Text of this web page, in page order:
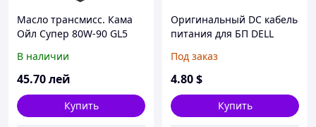
Масло трансмисс. Кама
Ойл Супер 80W-90 GL5
В наличии
45.70лей
Купить
Оригинальный DC кабель
питания для БП DELL
внутри, 3 провода
(2x1мм+1x0.75мм),
ноутбуку)
Под заказ
4.80$
Купить